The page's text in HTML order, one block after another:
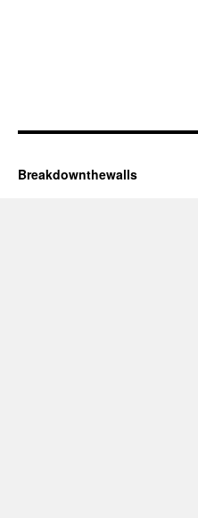
Breakdownthewalls